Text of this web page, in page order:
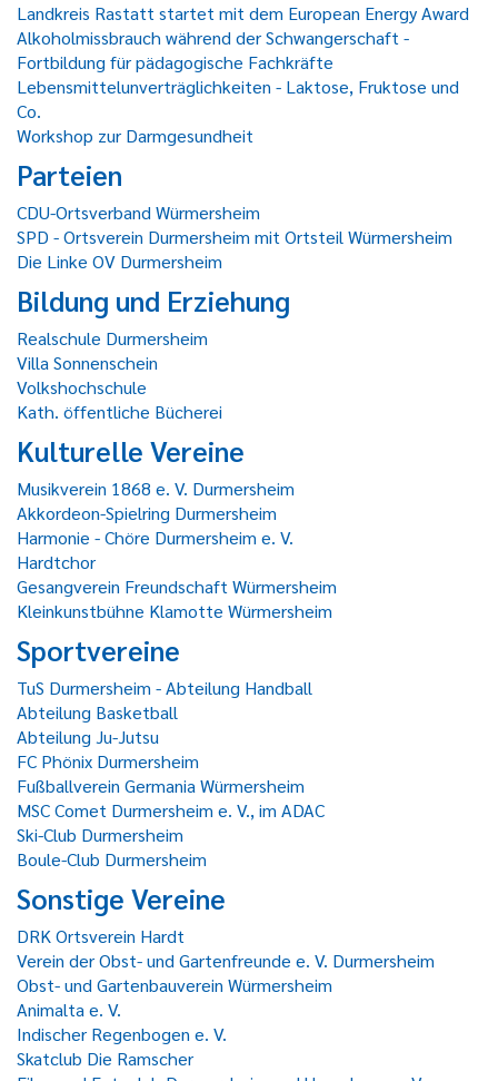
Landkreis Rastatt startet mit dem European Energy Award
Alkoholmissbrauch während der Schwangerschaft -
Fortbildung für pädagogische Fachkräfte
Lebensmittelunverträglichkeiten - Laktose, Fruktose und
Co.
Workshop zur Darmgesundheit
Parteien
CDU-Ortsverband Würmersheim
SPD - Ortsverein Durmersheim mit Ortsteil Würmersheim
Die Linke OV Durmersheim
Bildung und Erziehung
Realschule Durmersheim
Villa Sonnenschein
Volkshochschule
Kath. öffentliche Bücherei
Kulturelle Vereine
Musikverein 1868 e. V. Durmersheim
Akkordeon-Spielring Durmersheim
Harmonie - Chöre Durmersheim e. V.
Hardtchor
Gesangverein Freundschaft Würmersheim
Kleinkunstbühne Klamotte Würmersheim
Sportvereine
TuS Durmersheim - Abteilung Handball
Abteilung Basketball
Abteilung Ju-Jutsu
FC Phönix Durmersheim
Fußballverein Germania Würmersheim
MSC Comet Durmersheim e. V., im ADAC
Ski-Club Durmersheim
Boule-Club Durmersheim
Sonstige Vereine
DRK Ortsverein Hardt
Verein der Obst- und Gartenfreunde e. V. Durmersheim
Obst- und Gartenbauverein Würmersheim
Animalta e. V.
Indischer Regenbogen e. V.
Skatclub Die Ramscher